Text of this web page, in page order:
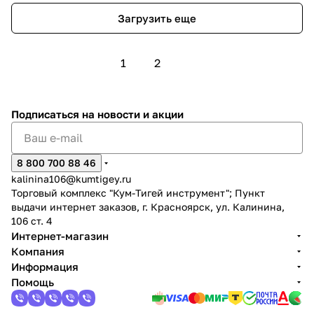
Загрузить еще
1 2
Подписаться на новости и акции
8 800 700 88 46
kalinina106@kumtigey.ru
Торговый комплекс "Кум-Тигей инструмент"; Пункт
выдачи интернет заказов, г. Красноярск, ул. Калинина,
106 ст. 4
Интернет-магазин
Компания
Информация
Помощь